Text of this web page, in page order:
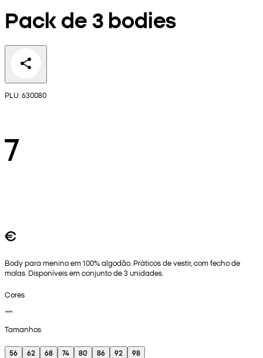
Pack de 3 bodies
PLU: 630080
7
€
Body para menino em 100% algodão. Práticos de vestir, com fecho de
molas. Disponíveis em conjunto de 3 unidades.
Cores
Tamanhos
56 62 68 74 80 86 92
98